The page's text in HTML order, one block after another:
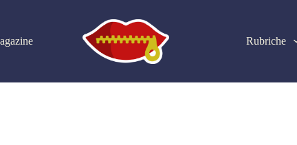
Rubriche